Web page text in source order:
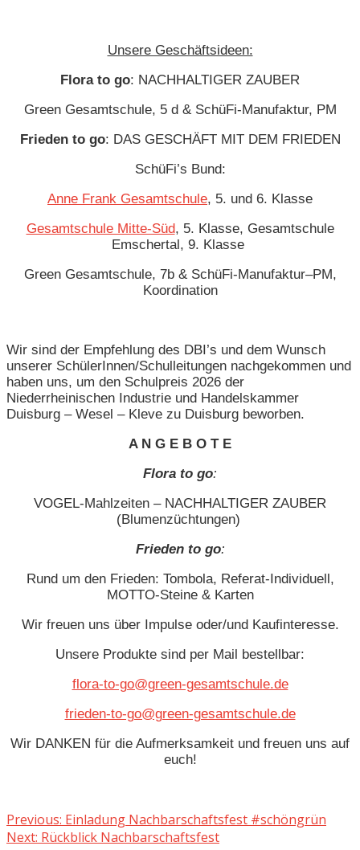
Unsere Geschäftsideen:
Flora to go: NACHHALTIGER ZAUBER
Green Gesamtschule, 5 d & SchüFi-Manufaktur, PM
Frieden to go: DAS GESCHÄFT MIT DEM FRIEDEN
SchüFi’s Bund:
Anne Frank Gesamtschule, 5. und 6. Klasse
Gesamtschule Mitte-Süd, 5. Klasse, Gesamtschule
Emschertal, 9. Klasse
Green Gesamtschule, 7b & SchüFi-Manufaktur–PM,
Koordination
Wir sind der Empfehlung des DBI’s und dem Wunsch
unserer SchülerInnen/Schulleitungen nachgekommen und
haben uns, um den Schulpreis 2026 der
Niederrheinischen Industrie und Handelskammer
Duisburg – Wesel – Kleve zu Duisburg beworben.
A N G E B O T E
Flora to go:
VOGEL-Mahlzeiten – NACHHALTIGER ZAUBER
(Blumenzüchtungen)
Frieden to go:
Rund um den Frieden: Tombola, Referat-Individuell,
MOTTO-Steine & Karten
Wir freuen uns über Impulse oder/und Kaufinteresse.
Unsere Produkte sind per Mail bestellbar:
flora-to-go@green-gesamtschule.de
frieden-to-go@green-gesamtschule.de
Wir DANKEN für die Aufmerksamkeit und freuen uns auf
euch!
Beitragsnavigation
Previous: Previous
post:
Einladung Nachbarschaftsfest #schöngrün
Next: Next
Rückblick Nachbarschaftsfest